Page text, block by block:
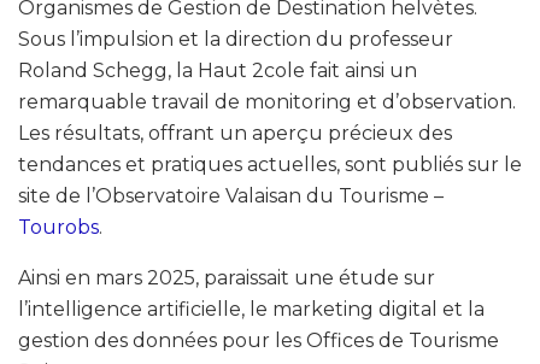
Organismes de Gestion de Destination helvètes.
Sous l’impulsion et la direction du professeur
Roland Schegg, la Haut 2cole fait ainsi un
remarquable travail de monitoring et d’observation.
Les résultats, offrant un aperçu précieux des
tendances et pratiques actuelles, sont publiés sur le
site de l’Observatoire Valaisan du Tourisme –
Tourobs.
Ainsi en mars 2025, paraissait une étude sur
l’intelligence artificielle, le marketing digital et la
gestion des données pour les Offices de Tourisme